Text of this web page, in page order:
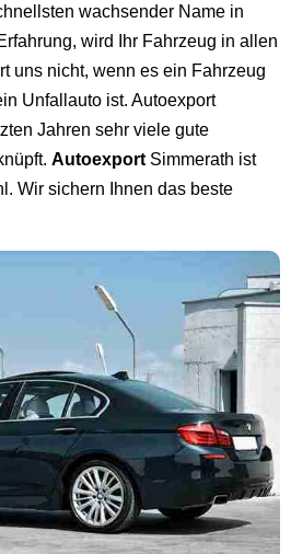
wachsender Name in
wird Ihr Fahrzeug in allen
uns nicht, wenn es ein Fahrzeug
Unfallauto ist. Autoexport
Jahren sehr viele gute
Autoexport Simmerath ist
Wir sichern Ihnen das beste